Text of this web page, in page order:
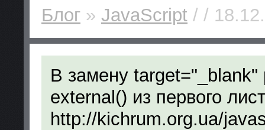
Блог » JavaScript / /
В замену
external() из первого
http://kichrum.org.ua/